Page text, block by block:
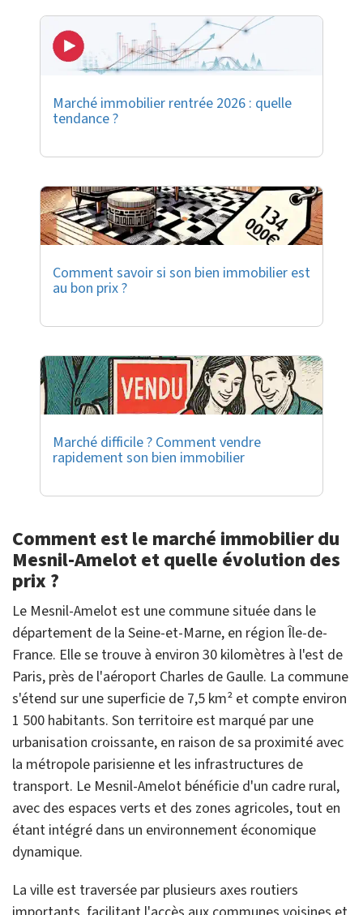
Marché immobilier rentrée 2026 : quelle
tendance ?
Comment savoir si son bien immobilier est
au bon prix ?
Marché difficile ? Comment vendre
rapidement son bien immobilier
Comment est le marché immobilier du
Mesnil-Amelot et quelle évolution des
prix ?
Le Mesnil-Amelot est une commune située dans le
département de la Seine-et-Marne, en région Île-de-
France. Elle se trouve à environ 30 kilomètres à l'est de
Paris, près de l'aéroport Charles de Gaulle. La commune
s'étend sur une superficie de 7,5 km² et compte environ
1 500 habitants. Son territoire est marqué par une
urbanisation croissante, en raison de sa proximité avec
la métropole parisienne et les infrastructures de
transport. Le Mesnil-Amelot bénéficie d'un cadre rural,
avec des espaces verts et des zones agricoles, tout en
étant intégré dans un environnement économique
dynamique.
La ville est traversée par plusieurs axes routiers